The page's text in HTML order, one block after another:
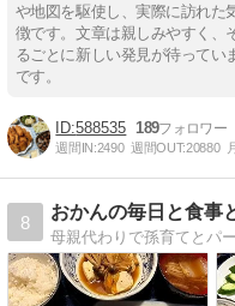
や地図を駆使し、実際に訪れた
徴です。文章は親しみやすく、
るごとに新しい発見が待ってい
です。
588535 189
週間IN:2490 週間OUT:20880
8
おかんの毎日と食事